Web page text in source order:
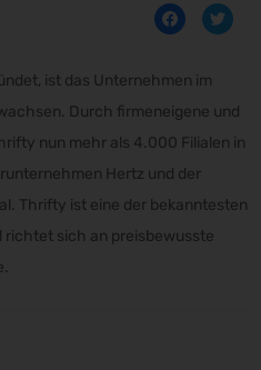
ist das Unternehmen im
Durch firmeneigene und
nun mehr als 4.000 Filialen in
Hertz und der
Thrifty ist eine der bekanntesten
richtet sich an preisbewusste